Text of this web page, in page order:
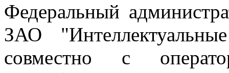
Федеральный
ЗАО
совместно с